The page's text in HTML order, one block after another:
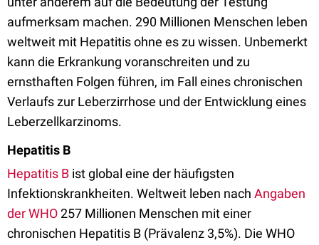
aufmerksam machen. 290 Millionen Menschen leben
weltweit mit Hepatitis ohne es zu wissen. Unbemerkt
kann die Erkrankung voranschreiten und zu
ernsthaften Folgen führen, im Fall eines chronischen
Verlaufs zur Leberzirrhose und der Entwicklung eines
Leberzellkarzinoms.
Hepatitis B
Hepatitis B ist global eine der häufigsten
Infektionskrankheiten. Weltweit leben nach Angaben
der WHO257 Millionen Menschen mit einer
chronischen Hepatitis B (Prävalenz 3,5%). Die WHO